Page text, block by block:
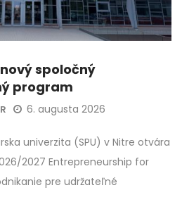
spoločný
program
6. augusta 2026
univerzita (SPU) v Nitre otvára
2027 Entrepreneurship for
pre udržateľné